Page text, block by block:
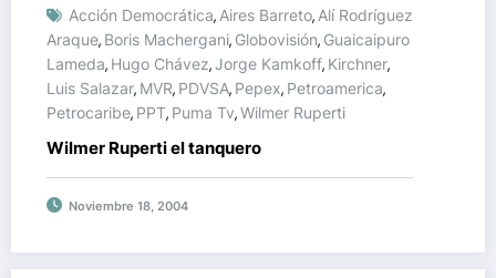
Acción Democrática, Aires Barreto, Alí Rodríguez
Araque, Boris Machergani, Globovisión, Guaicaipuro
Lameda, Hugo Chávez,Jorge Kamkoff, Kirchner,
Luis Salazar, MVR, PDVSA, Pepex, Petroamerica,
Petrocaribe, PPT, Puma Tv,Wilmer Ruperti
Wilmer Ruperti el tanquero
Noviembre 18, 2004